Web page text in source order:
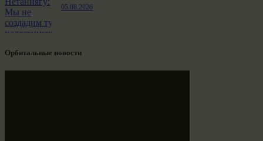
05.08.2026
Орбитальные новости